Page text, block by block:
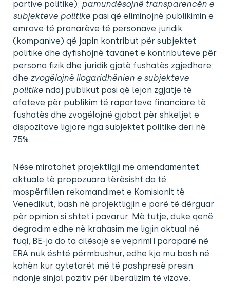
partive politike); pamundësojnë transparencën e
subjekteve politike pasi që eliminojnë publikimin e
emrave të pronarëve të personave juridik
(kompanive) që japin kontribut për subjektet
politike dhe dyfishojnë tavanet e kontributeve për
persona fizik dhe juridik gjatë fushatës zgjedhore;
dhe zvogëlojnë llogaridhënien e subjekteve
politike ndaj publikut pasi që lejon zgjatje të
afateve për publikim të raporteve financiare të
fushatës dhe zvogëlojnë gjobat për shkeljet e
dispozitave ligjore nga subjektet politike deri në
75%.
Nëse miratohet projektligji me amendamentet
aktuale të propozuara tërësisht do të
mospërfillen rekomandimet e Komisionit të
Venedikut, bash në projektligjin e parë të dërguar
për opinion si shtet i pavarur. Më tutje, duke qenë
degradim edhe në krahasim me ligjin aktual në
fuqi, BE-ja do ta cilësojë se veprimi i paraparë në
ERA nuk është përmbushur, edhe kjo mu bash në
kohën kur qytetarët më të pashpresë presin
ndonjë sinjal pozitiv për liberalizim të vizave.